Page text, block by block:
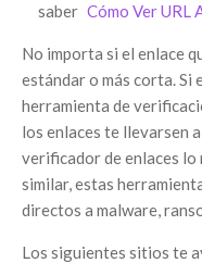
saber Cómo Ver URL
No importa si el enlace
estándar o más corta. Si
herramienta de
los enlaces te llevarsen
verificador de enlaces
similar, estas
directos a malware,
Los siguientes sitios te